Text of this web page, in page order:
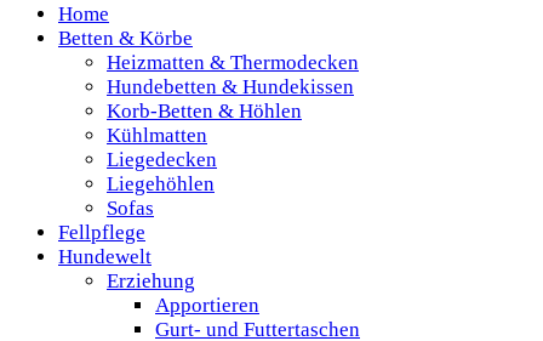
Home
Betten & Körbe
Heizmatten & Thermodecken
Hundebetten & Hundekissen
Korb-Betten & Höhlen
Kühlmatten
Liegedecken
Liegehöhlen
Sofas
Fellpflege
Hundewelt
Erziehung
Apportieren
Gurt- und Futtertaschen